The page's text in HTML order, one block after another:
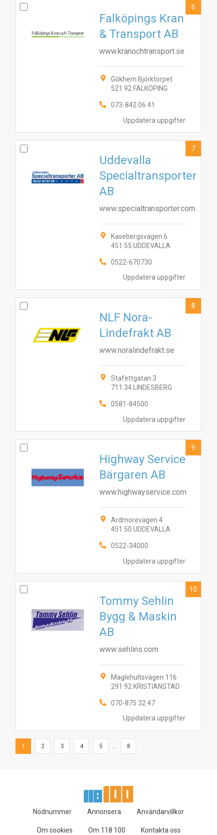
Uppdatera uppgifter
Falköpings Kran
& Transport AB
www.kranochtransport.se
Gökhem Björktorpet
521 92 FALKÖPING
073-842 06 41
6
Uppdatera uppgifter
Uddevalla
Specialtransporter
AB
www.specialtransporter.com
Kasebergsvägen 6
451 55 UDDEVALLA
0522-670730
7
Uppdatera uppgifter
NLF Nora-
Lindefrakt AB
www.noralindefrakt.se
Stafettgatan 3
711 34 LINDESBERG
0581-84500
8
Uppdatera uppgifter
Highway Service
Bärgaren AB
www.highwayservice.com
Ardmorevägen 4
451 50 UDDEVALLA
0522-34000
9
Uppdatera uppgifter
Tommy Sehlin
Bygg & Maskin
AB
www.sehlins.com
Maglehultsvägen 116
291 92 KRISTIANSTAD
070-875 32 47
10
1 2 3 4 5 ... 8
Nödnummer Annonsera Användarvillkor
Om cookies Om 118 100 Kontakta oss